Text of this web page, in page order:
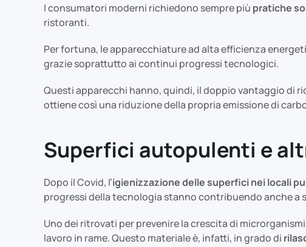
I consumatori moderni richiedono sempre più pratiche
ristoranti.
Per fortuna, le apparecchiature ad alta efficienza
grazie soprattutto ai continui progressi tecnologici.
Questi apparecchi hanno, quindi, il doppio vantaggio di
ottiene così una riduzione della propria emissione di
Superfici autopulenti e
Dopo il Covid, l’igienizzazione delle superfici nei locali
progressi della tecnologia stanno contribuendo anche a
Uno dei ritrovati per prevenire la crescita di
lavoro in rame. Questo materiale è, infatti, in grado di